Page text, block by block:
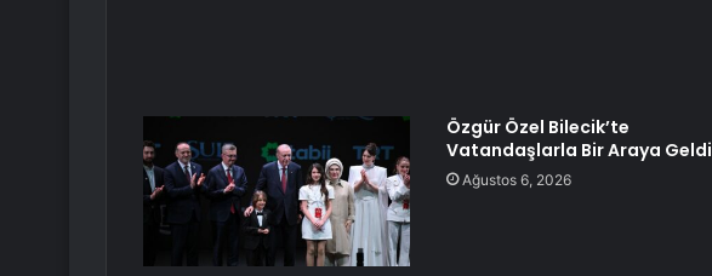
Özgür Özel Bilecik’te
Vatandaşlarla Bir Araya Geldi
Ağustos 6, 2026